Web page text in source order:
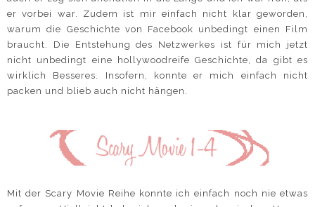
er vorbei war. Zudem ist mir einfach nicht klar geworden,
warum die Geschichte von Facebook unbedingt einen Film
braucht. Die Entstehung des Netzwerkes ist für mich jetzt
nicht unbedingt eine hollywoodreife Geschichte, da gibt es
wirklich Besseres. Insofern, konnte er mich einfach nicht
packen und blieb auch nicht hängen.
Mit der Scary Movie Reihe konnte ich einfach noch nie etwas